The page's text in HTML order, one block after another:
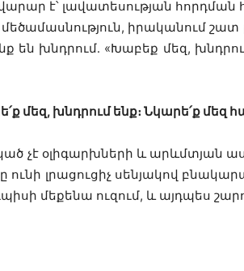
է՝ լավատեսության
իրականում շատ
են խնդրում․ «Խաբեք մեզ,
մեզ, խնդրում ենք։ Նկարե՛ք
չէ օլիգարխների և արևմտյան
լրացուցիչ սենյակով
մեքենա ուզում, և այդպես